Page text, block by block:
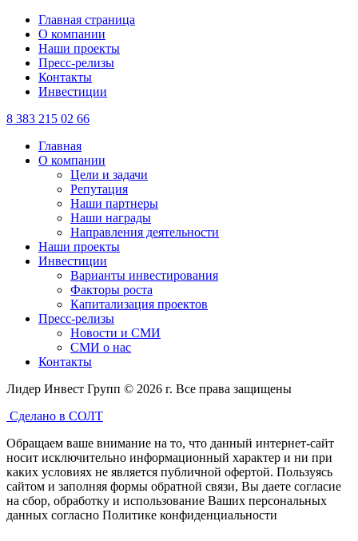
Главная страница
О компании
Наши проекты
Пресс-релизы
Контакты
Инвестиции
8 383 215 02 66
Главная
О компании
Цели и задачи
Репутация
Наши партнеры
Наши награды
Направления деятельности
Наши проекты
Инвестиции
Варианты инвестирования
Факторы роста
Капитализация проектов
Пресс-релизы
Новости и СМИ
СМИ о нас
Контакты
Лидер Инвест Групп © 2026 г. Все права защищены
Сделано в СОЛТ
Обращаем ваше внимание на то, что данный интернет-сайт
носит исключительно информационный характер и ни при
каких условиях не является публичной офертой. Пользуясь
сайтом и заполняя формы обратной связи, Вы даете согласие
на сбор, обработку и использование Ваших персональных
данных согласно Политике конфиденциальности